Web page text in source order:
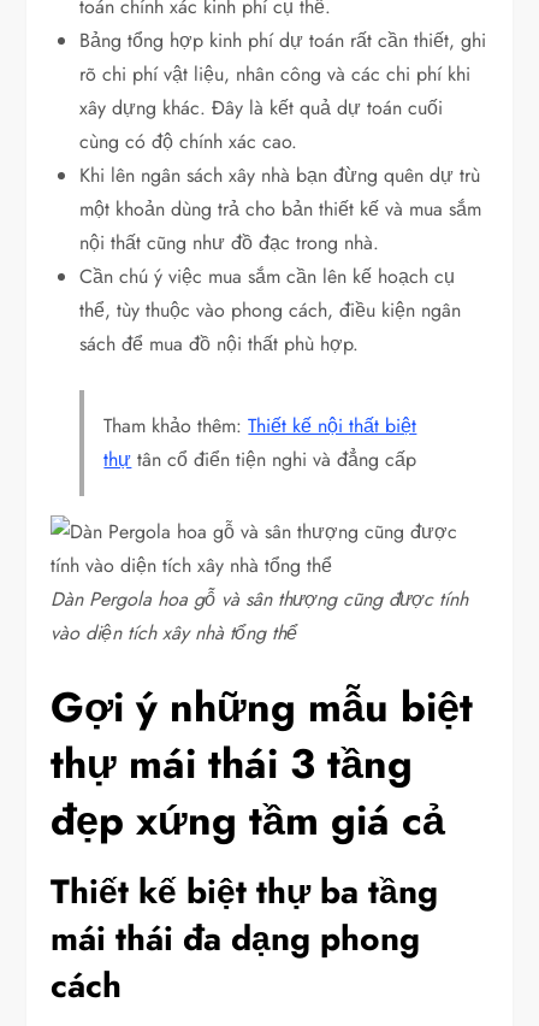
toán chính xác kinh phí cụ thể.
Bảng tổng hợp kinh phí dự toán rất cần thiết, ghi
rõ chi phí vật liệu, nhân công và các chi phí khi
xây dựng khác. Đây là kết quả dự toán cuối
cùng có độ chính xác cao.
Khi lên ngân sách xây nhà bạn đừng quên dự trù
một khoản dùng trả cho bản thiết kế và mua sắm
nội thất cũng như đồ đạc trong nhà.
Cần chú ý việc mua sắm cần lên kế hoạch cụ
thể, tùy thuộc vào phong cách, điều kiện ngân
sách để mua đồ nội thất phù hợp.
Tham khảo thêm:Thiết kế nội thất biệt
thự tân cổ điển tiện nghi và đẳng cấp
Dàn Pergola hoa gỗ và sân thượng cũng được tính
vào diện tích xây nhà tổng thể
Gợi ý những mẫu biệt
thự mái thái 3 tầng
đẹp xứng tầm giá cả
Thiết kế biệt thự ba tầng
mái thái đa dạng phong
cách